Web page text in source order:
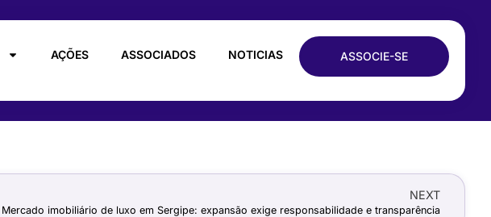
AÇÕES ASSOCIADOS NOTICIAS ASSOCIE-SE
NEXT
Mercado imobiliário de luxo em Sergipe: expansão exige responsabilidade e transparência